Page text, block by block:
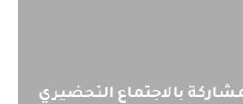
بالاجتماع التحضيري